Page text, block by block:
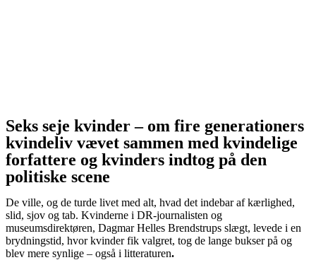
Seks seje kvinder – om fire generationers
kvindeliv vævet sammen med kvindelige
forfattere og kvinders indtog på den
politiske scene
De ville, og de turde livet med alt, hvad det indebar af kærlighed,
slid, sjov og tab. Kvinderne i DR-journalisten og
museumsdirektøren, Dagmar Helles Brendstrups slægt, levede i en
brydningstid, hvor kvinder fik valgret, tog de lange bukser på og
blev mere synlige – også i litteraturen.